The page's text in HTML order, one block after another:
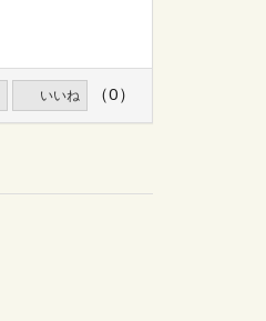
いいね （0）